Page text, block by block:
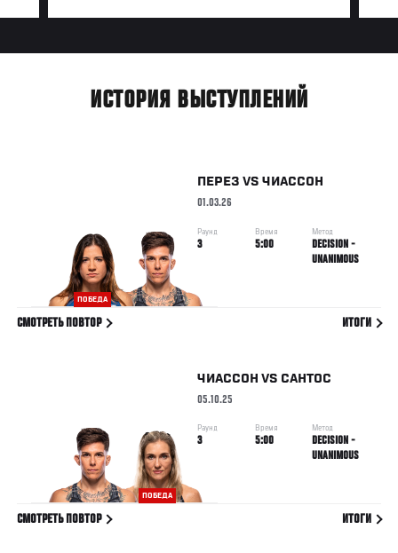
ИСТОРИЯ ВЫСТУПЛЕНИЙ
ПОБЕДА
ПЕРЕЗ VS ЧИАССОН
01.03.26
Раунд
3
Время
5:00
Метод
DECISION -
UNANIMOUS
СМОТРЕТЬ ПОВТОР ИТОГИ
ПОБЕДА
ЧИАССОН VS САНТОС
05.10.25
Раунд
3
Время
5:00
Метод
DECISION -
UNANIMOUS
СМОТРЕТЬ ПОВТОР ИТОГИ